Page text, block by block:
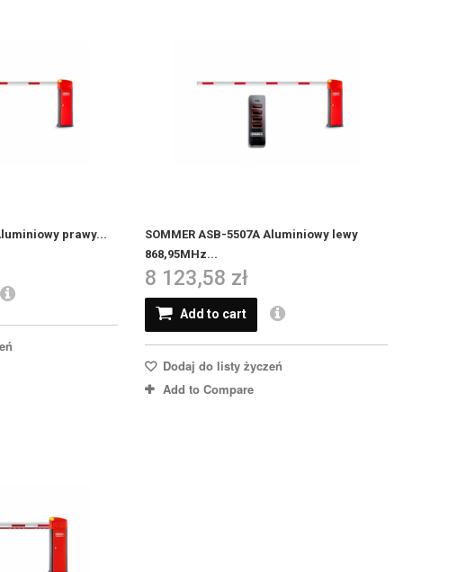
prawy...
SOMMER ASB-5507A Aluminiowy lewy
868,95MHz...
8 123,58 zł
Add to cart
Dodaj do listy życzeń
Add to Compare